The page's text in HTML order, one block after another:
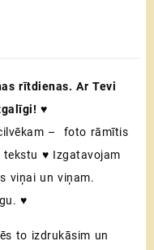
rītdienas. Ar Tevi
♥
– foto rāmītis
tekstu ♥ Izgatavojam
viņai un viņam.
♥
to izdrukāsim un